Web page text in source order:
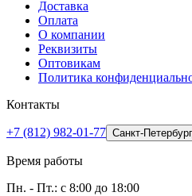
Доставка
Оплата
О компании
Реквизиты
Оптовикам
Политика
Контакты
+7 (812) 982-01-77 Санкт-
Время работы
Пн. - Пт.: с 8:00 до 18:00